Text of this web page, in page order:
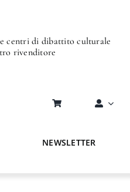
centri di dibattito culturale
rivenditore
NEWSLETTER